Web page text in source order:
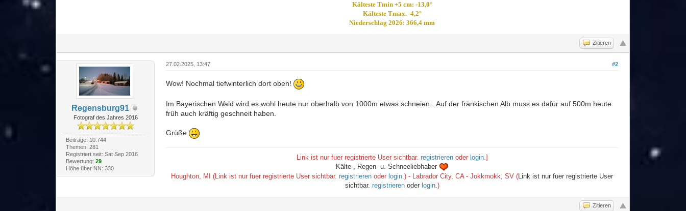
Kälteste Tmin +5 cm: -13,0°
Kälteste Tmax. -4,2°
Niederschlag 2026: 366,4 mm
Zitieren
Regensburg91
Fotograf des Jahres 2016
Beiträge: 10.744
Themen: 281
Registriert seit: Sat Sep 2016
Bewertung: 29
Höhe über NN: 330
#2
27.02.2025, 13:47
Wow! Nochmal tiefwinterlich dort oben!
Im Bayerischen Wald wird es wohl heute nur oberhalb von 1000m etwas schneien...Auf der fränkischen Alb muss es dafür auf 500m heute
früh auch kräftig geschneit haben.
Grüße
Link ist nur fuer registrierte User sichtbar. registrierenoder login.]
Kälte-, Regen- u. Schneeliebhaber
Houghton, MI (Link ist nur fuer registrierte User sichtbar.registrieren oder login.) - Labrador City, CA - Jokkmokk, SV (Link ist nur fuer registrierte User
sichtbar. registrierenoder login.)
Zitieren